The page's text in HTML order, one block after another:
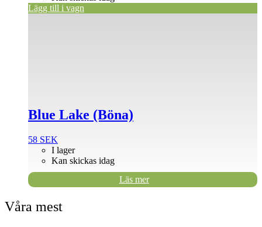
Lägg till i vagn
Blue Lake (Böna)
58 SEK
I lager
Kan skickas idag
Läs mer
Våra mest